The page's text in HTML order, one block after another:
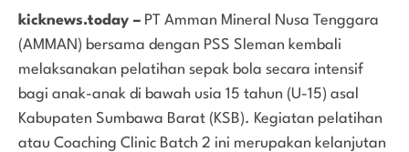
kicknews.today – PT Amman Mineral Nusa Tenggara
(AMMAN) bersama dengan PSS Sleman kembali
melaksanakan pelatihan sepak bola secara intensif
bagi anak-anak di bawah usia 15 tahun (U-15) asal
Kabupaten Sumbawa Barat (KSB). Kegiatan pelatihan
atau Coaching Clinic Batch 2 ini merupakan kelanjutan